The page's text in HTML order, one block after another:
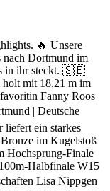
🔥 Unsere
Dortmund im
in ihr steckt. 🇸🇪
mit 18,21 m im
Fanny Roos
| Deutsche
liefert ein starkes
im Kugelstoß
Hochsprung-Finale
Halbfinale W15
Lisa Nippgen